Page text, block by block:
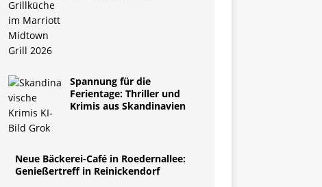
Spannung für die
Ferientage: Thriller und
Krimis aus Skandinavien
Neue Bäckerei-Café in Roedernallee:
Genießertreff in Reinickendorf